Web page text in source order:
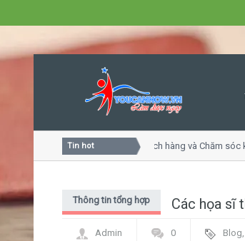
Tin hot
Khóa học Tư duy dịch vụ khách hàng và Chăm sóc
Các họa sĩ
Thông tin tổng hợp
Admin 0 Blog,